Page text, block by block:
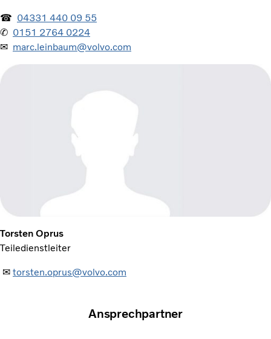
☎ 04331 440 09 55
✆ 0151 2764 0224
✉ marc.leinbaum@volvo.com
Torsten Oprus
Teiledienstleiter
✉ torsten.oprus@volvo.com
Ansprechpartner